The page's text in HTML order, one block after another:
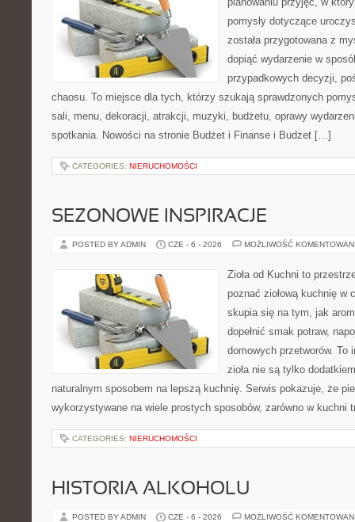
pomysły dotyczące
została przygotowana z
dopiąć wydarzenie w
przypadkowych decyzji,
chaosu. To miejsce dla tych, którzy szukają sprawdzonych
sali, menu, dekoracji, atrakcji, muzyki, budżetu, oprawy
spotkania. Nowości na stronie Budżet i Finanse i Budżet […]
CATEGORIES: NIERUCHOMOŚCI
SEZONOWE INSPIRACJE
POSTED BY ADMIN CZE - 6 - 2026 MOŻLIWOŚĆ
Zioła od Kuchni to
poznać ziołową kuchnię w
skupia się na tym, jak
dopełnić smak potraw,
domowych przetworów. To
zioła nie są tylko
naturalnym sposobem na lepszą kuchnię. Serwis pokazuje, że
wykorzystywane na wiele prostych sposobów, zarówno w
CATEGORIES: NIERUCHOMOŚCI
HISTORIA ALKOHOLU
POSTED BY ADMIN CZE - 6 - 2026 MOŻLIWOŚĆ